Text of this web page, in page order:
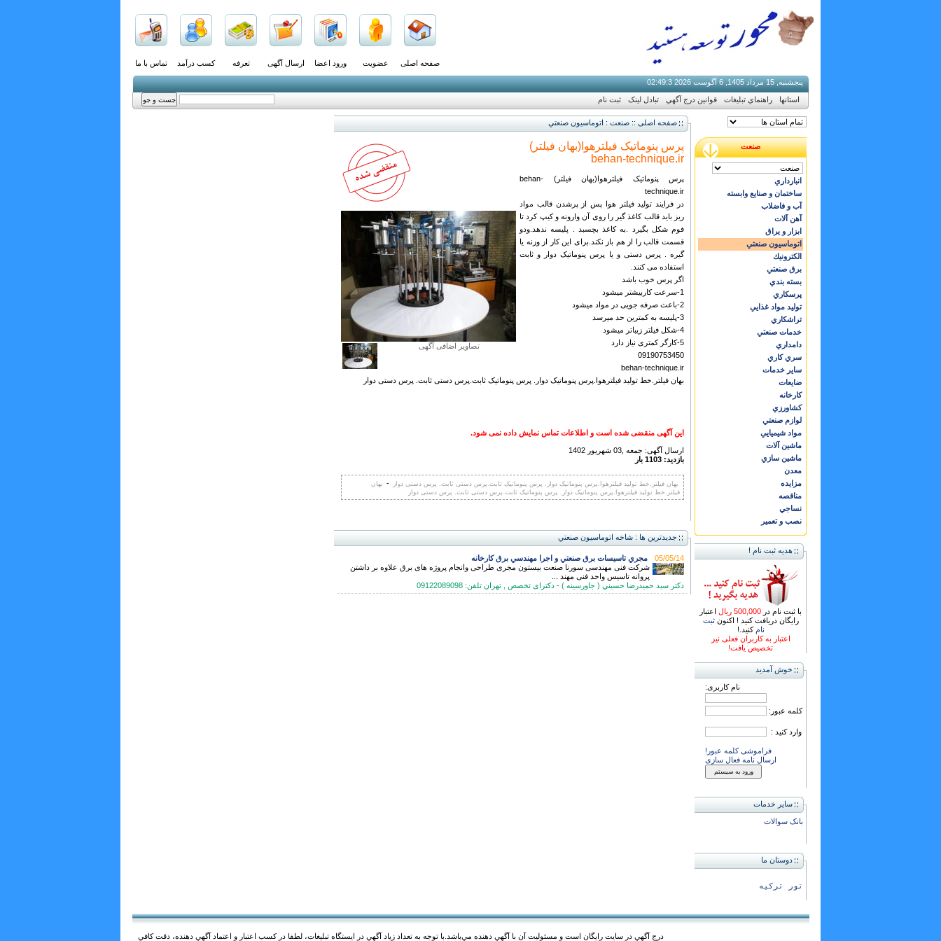
صفحه اصلی عضویت ورود اعضا ارسال آگهی تعرفه کسب درآمد تماس با ما
پنجشنبه, 15 مرداد 1405, 6 آگوست 2026 02:49:3
استانها راهنماي تبليغات قوانين درج آگهي تبادل لینک ثبت نام
صنعت
انبارداري
ساختمان و صنایع وابسته
آب و فاضلاب
آهن آلات
ابزار و يراق
اتوماسيون صنعتي
الكترونيك
برق صنعتي
بسته بندي
پرسكاري
توليد مواد غذايي
تراشكاري
خدمات صنعتي
دامداري
سري كاري
ساير خدمات
ضايعات
كارخانه
كشاورزي
لوازم صنعتي
مواد شيميايي
ماشين آلات
ماشين سازي
معدن
مزايده
مناقصه
نساجي
نصب و تعمير
هدیه ثبت نام !
با ثبت نام در 500,000 ریال
اعتبار
رایگان دریافت کنید ! اکنونثبت
نام کنید.!
اعتبار به کاربران فعلی نیز
تخصیص یافت!
خوش آمدید
نام کاربری:
کلمه عبور:
وارد کنید :
فراموشی کلمه عبور!
ارسال نامه فعال سازی
سایر خدمات
بانک سوالات
دوستان ما
تور ترکیه
صفحه اصلی :: صنعت : اتوماسيون صنعتي
تصاویر اضافی آگهی
پرس پنوماتیک فیلترهوا(بهان فیلتر)
behan-technique.ir
پرس پنوماتیک فیلترهوا(بهان فیلتر) behan-
technique.ir
در فرایند تولید فیلتر هوا پس از پرشدن قالب مواد
ریز باید قالب کاغذ گیر را روی آن وارونه و کیپ کرد تا
فوم شکل بگیرد .به کاغذ بچسبد . پلیسه ندهد.ودو
قسمت قالب را از هم باز نکند.برای این کار از وزنه یا
گیره . پرس دستی و یا پرس پنوماتیک دوار و ثابت
استفاده می کنند.
اگر پرس خوب باشد
1-سرعت کاربیشتر میشود
2-باعث صرفه جویی در مواد میشود
3-پلیسه به کمترین حد میرسد
4-شکل فیلتر زیباتر میشود
5-کارگر کمتری نیاز دارد
09190753450
behan-technique.ir
بهان فیلتر.خط تولید فیلترهوا.پرس پنوماتیک دوار. پرس پنوماتیک ثابت.پرس دستی ثابت. پرس دستی دوار
این آگهی منقضی شده است و اطلاعات تماس نمایش داده نمی شود.
ارسال آگهی: جمعه ,03 شهريور 1402
بازدید: 1103 بار
بهان فیلتر.خط تولید فیلترهوا.پرس پنوماتیک دوار. پرس پنوماتیک ثابت.پرس دستی ثابت. پرس دستی دوار - بهان
فیلتر.خط تولید فیلترهوا.پرس پنوماتیک دوار. پرس پنوماتیک ثابت.پرس دستی ثابت. پرس دستی دوار
جدیدترین ها : شاخه اتوماسيون صنعتي
05/05/14
مجري تاسيسات برق صنعتي و اجرا مهندسي برق كارخانه
شرکت فنی مهندسی سورنا صنعت بيستون مجری طراحی وانجام پروژه های برق علاوه بر داشتن
پروانه تاسیس واحد فنی مهند ...
دکتر سيد حميدرضا حسيني ( جاورسینه ) - دکترای تخصص , تهران تلفن: 09122089098
درج آگهي در سايت رايگان است و مسئوليت آن با آگهي دهنده مي‌باشد.با توجه به تعداد زياد آگهي در ايستگاه تبلیغات، لطفا در كسب اعتبار و اعتماد آگهي دهنده، دقت كافي